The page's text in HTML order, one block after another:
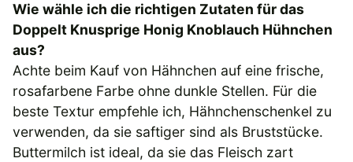
Wie wähle ich die richtigen Zutaten für das
Doppelt Knusprige Honig Knoblauch Hühnchen
aus?
Achte beim Kauf von Hähnchen auf eine frische,
rosafarbene Farbe ohne dunkle Stellen. Für die
beste Textur empfehle ich, Hähnchenschenkel zu
verwenden, da sie saftiger sind als Bruststücke.
Buttermilch ist ideal, da sie das Fleisch zart